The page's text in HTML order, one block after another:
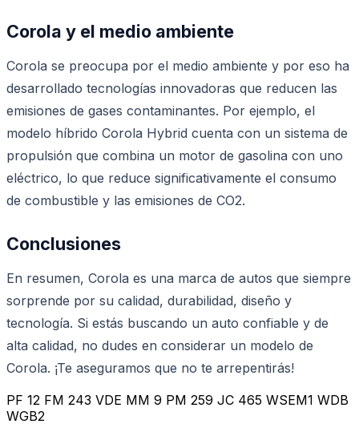
Corola y el medio ambiente
Corola se preocupa por el medio ambiente y por eso ha
desarrollado tecnologías innovadoras que reducen las
emisiones de gases contaminantes. Por ejemplo, el
modelo híbrido Corola Hybrid cuenta con un sistema de
propulsión que combina un motor de gasolina con uno
eléctrico, lo que reduce significativamente el consumo
de combustible y las emisiones de CO2.
Conclusiones
En resumen, Corola es una marca de autos que siempre
sorprende por su calidad, durabilidad, diseño y
tecnología. Si estás buscando un auto confiable y de
alta calidad, no dudes en considerar un modelo de
Corola. ¡Te aseguramos que no te arrepentirás!
PF 12 FM 243 VDE MM 9 PM 259 JC 465 WSEM1 WDB
WGB2